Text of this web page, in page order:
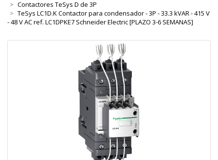
Contactores TeSys D de 3P
TeSys LC1D.K Contactor para condensador - 3P - 33.3 kVAR - 415 V
- 48 V AC ref. LC1DPKE7 Schneider Electric [PLAZO 3-6 SEMANAS]